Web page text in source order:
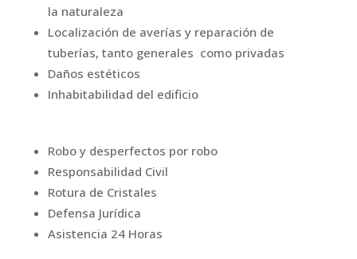
la naturaleza
Localización de averías y reparación de
tuberías, tanto generales como privadas
Daños estéticos
Inhabitabilidad del edificio
Robo y desperfectos por robo
Responsabilidad Civil
Rotura de Cristales
Defensa Jurídica
Asistencia 24 Horas